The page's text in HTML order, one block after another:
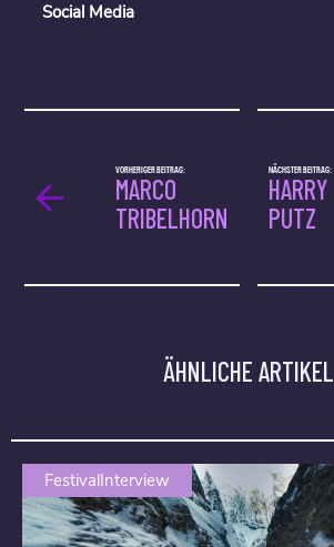
Social Media
NÄCHSTER BEITRAG:
HARRY
PUTZ
VORHERIGER BEITRAG:
MARCO
TRIBELHORN
ÄHNLICHE ARTIKEL
FestivalInterview